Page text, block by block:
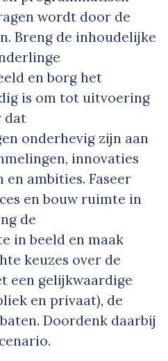
wordt door de
Breng de inhoudelijke
en borg het
is om tot uitvoering
dat
onderhevig zijn aan
innovaties
en ambities. Faseer
en bouw ruimte in
de
in beeld en maak
keuzes over de
een gelijkwaardige
en privaat), de
Doordenk daarbij